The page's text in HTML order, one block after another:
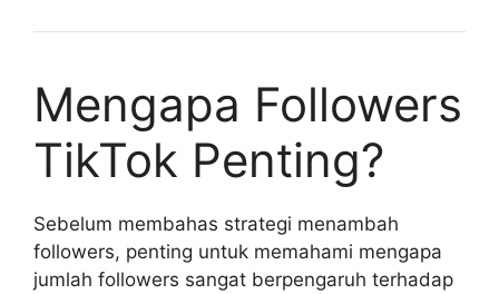
Mengapa Followers
TikTok Penting?
Sebelum membahas strategi menambah
followers, penting untuk memahami mengapa
jumlah followers sangat berpengaruh terhadap